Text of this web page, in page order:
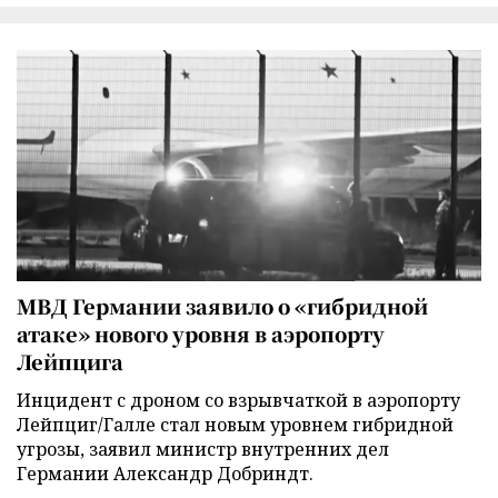
МВД Германии заявило о «гибридной
атаке» нового уровня в аэропорту
Лейпцига
Инцидент с дроном со взрывчаткой в аэропорту
Лейпциг/Галле стал новым уровнем гибридной
угрозы, заявил министр внутренних дел
Германии Александр Добриндт.